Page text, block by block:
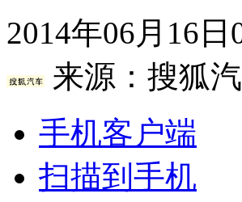
2014年06月16日
来源： 搜狐
手机客户端
扫描到手机